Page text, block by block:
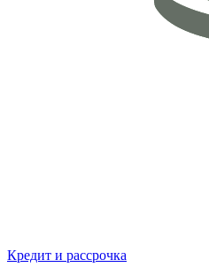
Кредит и рассрочка